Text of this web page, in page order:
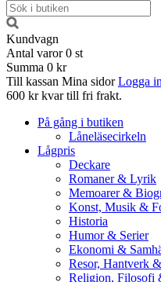
Kundvagn
Antal varor 0 st
Summa 0 kr
Till kassan Mina sidor Logga in
600 kr kvar till fri frakt.
På gång i butiken
Låneläsecirkeln
Lågpris
Deckare
Romaner & Lyrik
Memoarer &
Konst, Musik &
Historia
Humor & Serier
Ekonomi &
Resor, Hantverk
Religion, Filosofi